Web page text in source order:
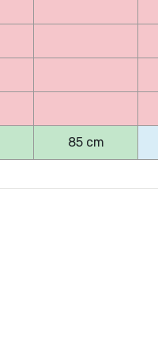
85 cm